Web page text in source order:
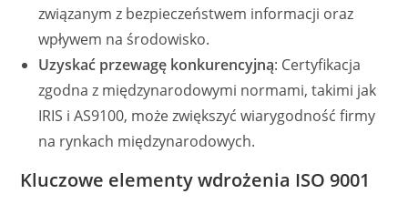
związanym z bezpieczeństwem informacji oraz
wpływem na środowisko.
Uzyskać przewagę konkurencyjną: Certyfikacja
zgodna z międzynarodowymi normami, takimi jak
IRIS i AS9100, może zwiększyć wiarygodność firmy
na rynkach międzynarodowych.
Kluczowe elementy wdrożenia ISO 9001